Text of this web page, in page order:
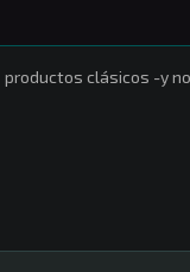
productos clásicos -y